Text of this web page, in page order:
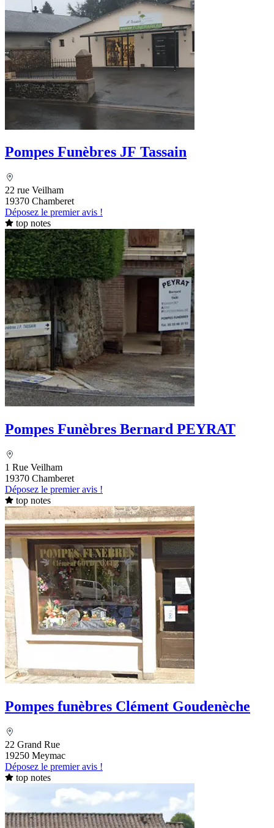
Pompes Funèbres JF Tassain
22 rue Veilham
19370 Chamberet
Déposez le premier avis !
top notes
Pompes Funèbres Bernard PEYRAT
1 Rue Veilham
19370 Chamberet
Déposez le premier avis !
top notes
Pompes funèbres Clément Goudenèche
22 Grand Rue
19250 Meymac
Déposez le premier avis !
top notes